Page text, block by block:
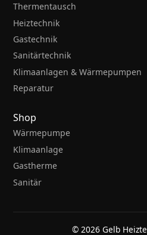
Thermentausch
Heiztechnik
Gastechnik
Sanitärtechnik
Klimaanlagen & Wärmepumpen
Reparatur
Shop
Wärmepumpe
Klimaanlage
Gastherme
Sanitär
© 2026 Gelb